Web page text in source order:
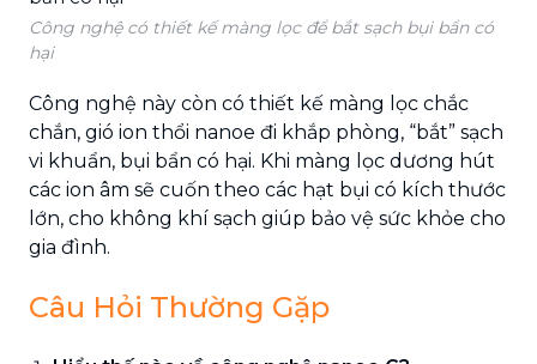
Công nghệ có thiết kế màng lọc để bắt sạch bụi bẩn có
hại
Công nghệ này còn có thiết kế màng lọc chắc
chắn, gió ion thổi nanoe đi khắp phòng, “bắt” sạch
vi khuẩn, bụi bẩn có hại. Khi màng lọc dương hút
các ion âm sẽ cuốn theo các hạt bụi có kích thước
lớn, cho không khí sạch giúp bảo vệ sức khỏe cho
gia đình.
Câu Hỏi Thường Gặp